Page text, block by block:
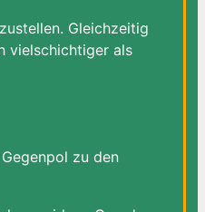
Gleichzeitig
vielschichtiger als
zu den